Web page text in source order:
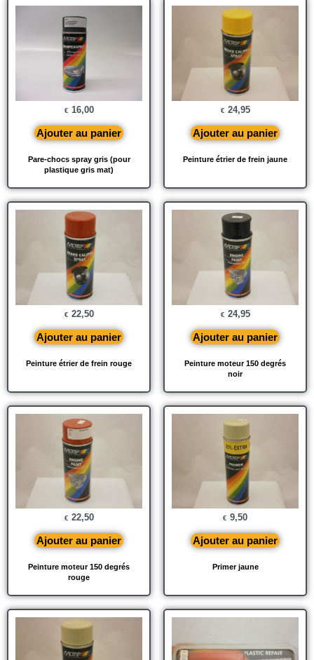
Pare-chocs spray gris (pour
plastique gris mat)
€ 16,00
Ajouter au panier
Peinture étrier de frein jaune
€ 24,95
Ajouter au panier
Peinture étrier de frein rouge
€ 22,50
Ajouter au panier
Peinture moteur 150 degrés
noir
€ 24,95
Ajouter au panier
Peinture moteur 150 degrés
rouge
€ 22,50
Ajouter au panier
Primer jaune
€ 9,50
Ajouter au panier